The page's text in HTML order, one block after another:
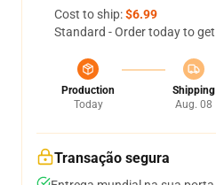
Cost to ship:$6.99
Standard - Order today to
Production
Today
Shipping
Aug. 08
Transação segura